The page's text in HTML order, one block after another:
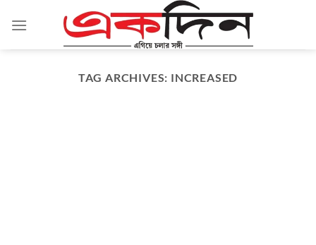
TAG ARCHIVES: INCREASED